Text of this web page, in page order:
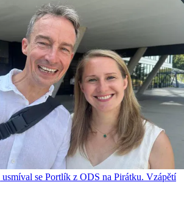
usmíval se Portlík z ODS na Pirátku. Vzápětí